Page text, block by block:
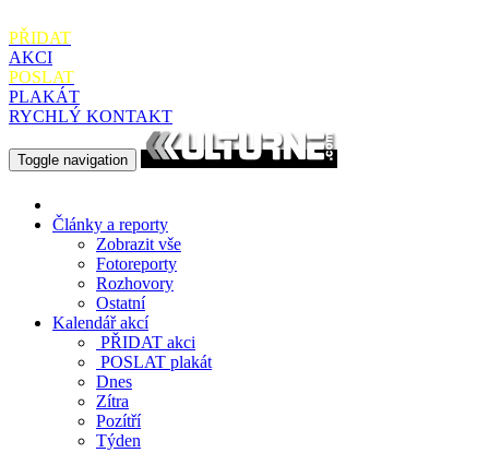
PŘIDAT
AKCI
POSLAT
PLAKÁT
RYCHLÝ KONTAKT
Toggle navigation
Články a reporty
Zobrazit vše
Fotoreporty
Rozhovory
Ostatní
Kalendář akcí
PŘIDAT akci
POSLAT plakát
Dnes
Zítra
Pozítří
Týden